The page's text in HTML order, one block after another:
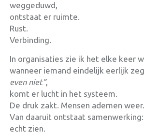
weggeduwd,
ontstaat er ruimte.
Rust.
Verbinding.
In organisaties zie ik het elke keer
wanneer iemand eindelijk eerlijk
even niet”,
komt er lucht in het systeem.
De druk zakt. Mensen ademen weer.
Van daaruit ontstaat
echt zien.